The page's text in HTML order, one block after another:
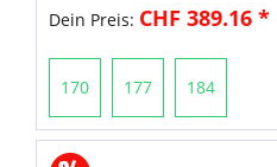
Dein Preis: CHF 389.16 *
170 177 184